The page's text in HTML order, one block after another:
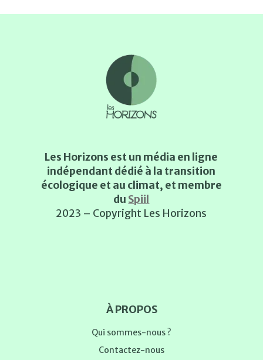
Les Horizons est un média en ligne
indépendant dédié à la transition
écologique et au climat, et membre
du Spiil
2023 – Copyright Les Horizons
À PROPOS
Qui sommes-nous ?
Contactez-nous